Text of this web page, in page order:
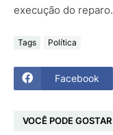
execução do reparo.
Tags Política
Facebook
VOCÊ PODE GOSTAR